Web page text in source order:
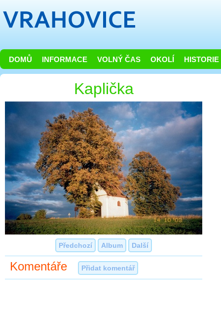
DOMŮ INFORMACE VOLNÝ ČAS OKOLÍ HISTORIE
Kaplička
Předchozí Album Další
Komentáře Přidat komentář